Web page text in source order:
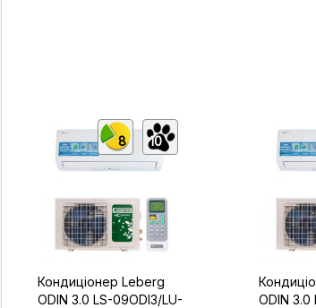
8 10
Кондиціонер Leberg
ODIN 3.0 LS-09ODI3/LU-
ODIN 3.0